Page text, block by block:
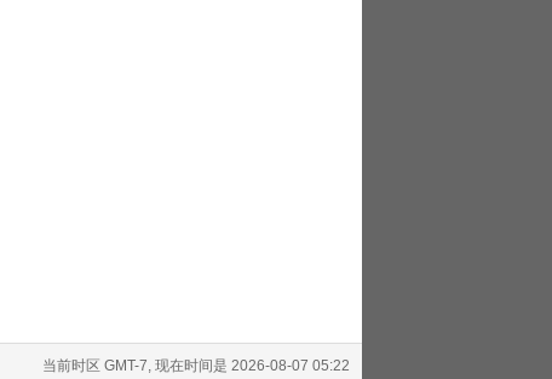
当前时区 GMT-7, 现在时间是 2026-08-07 05:22